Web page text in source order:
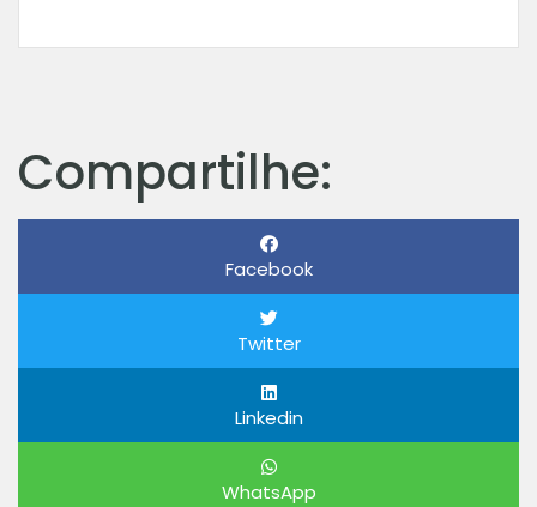
Compartilhe:
Facebook
Twitter
Linkedin
WhatsApp